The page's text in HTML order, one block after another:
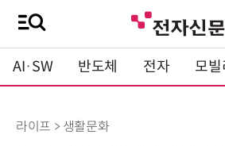
AI·SW 반도체 전자 모빌
라이프 > 생활문화